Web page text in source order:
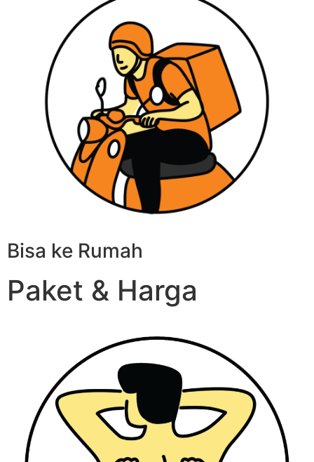
Bisa ke Rumah
Paket & Harga